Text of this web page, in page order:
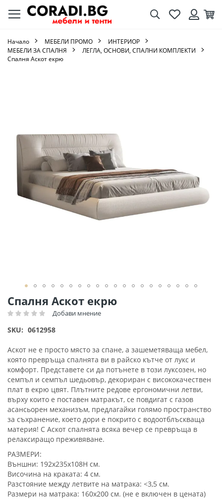
ТърсенеЛюбими
Начало МЕБЕЛИ ПРОМО
ИНТЕРИОР
МЕБЕЛИ ЗА СПАЛНЯ
ЛЕГЛА, ОСНОВИ, СПАЛНИ КОМПЛЕКТИ
Спалня Аскот екрю
Спалня Аскот екрю
Рейтинг: Добави мнение
SKU 0612958
Аскот не е просто място за спане, а зашеметяваща мебел,
която превръща спалнята ви в райско кътче от лукс и
комфорт. Представете си да потънете в този луксозен, но
семпъл и семпъл шедьовър, декориран с висококачествен
плат в екрю цвят. Плътните редове ергономични летви,
върху които е поставен матракът, се повдигат с газов
асансьорен механизъм, предлагайки голямо пространство
за съхранение, което дори е покрито с водоотблъскваща
материя! С Аскот спалнята всяка вечер се превръща в
релаксиращо преживяване.
РАЗМЕРИ:
Външни: 192x235x108H см.
Височина на краката: 4 см.
Разстояние между летвите на матрака: <3,5 см.
Размери на матрака: 160x200 см. (не е включен в цената)
изображенията
Преминете
към
началото
на
със
снимки